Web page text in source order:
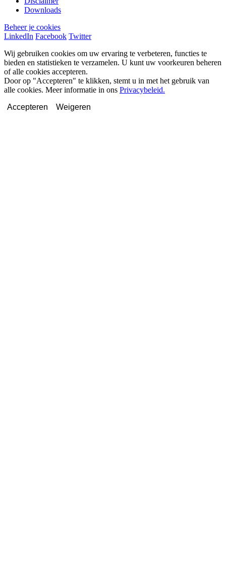
Downloads
Beheer je cookies
LinkedIn Facebook Twitter
Wij gebruiken cookies om uw ervaring te verbeteren, functies te
bieden en statistieken te verzamelen. U kunt uw voorkeuren beheren
of alle cookies accepteren.
Door op "Accepteren" te klikken, stemt u in met het gebruik van
alle cookies. Meer informatie in ons Privacybeleid.
Accepteren
Weigeren